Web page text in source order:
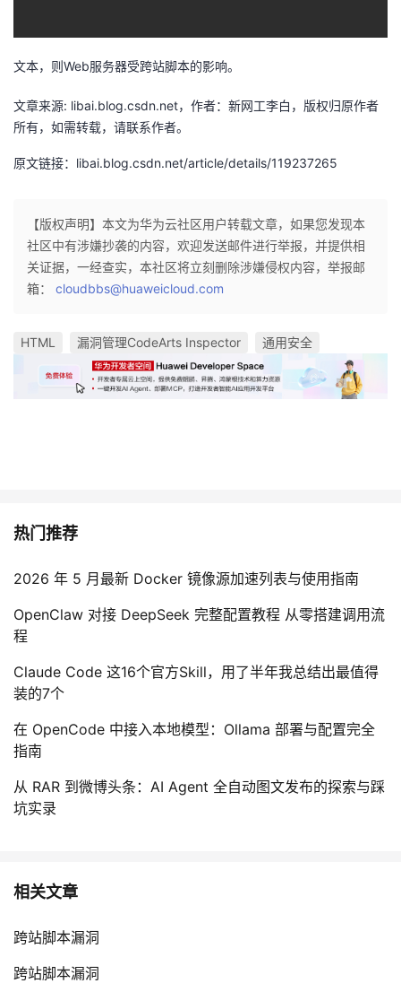
文本，则Web服务器受跨站脚本的影响。
文章来源: libai.blog.csdn.net，作者：新网工李白，版权归原作者
所有，如需转载，请联系作者。
原文链接：libai.blog.csdn.net/article/details/119237265
【版权声明】本文为华为云社区用户转载文章，如果您发现本
社区中有涉嫌抄袭的内容，欢迎发送邮件进行举报，并提供相
关证据，一经查实，本社区将立刻删除涉嫌侵权内容，举报邮
箱： cloudbbs@huaweicloud.com
HTML 漏洞管理CodeArts Inspector 通用安全
热门推荐
2026 年 5 月最新 Docker 镜像源加速列表与使用指南
OpenClaw 对接 DeepSeek 完整配置教程 从零搭建调用流
程
Claude Code 这16个官方Skill，用了半年我总结出最值得
装的7个
在 OpenCode 中接入本地模型：Ollama 部署与配置完全
指南
从 RAR 到微博头条：AI Agent 全自动图文发布的探索与踩
坑实录
相关文章
跨站脚本漏洞
跨站脚本漏洞